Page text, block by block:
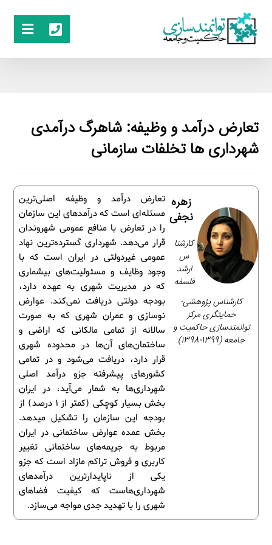
تعارض درآمد و وظیفه: شاهرگ درآمدی
شهرداری ها تخلفات سازمانی
تعارض درآمد و وظیفه اصلی‌ترین
مسئله‌ای است که درآمدهای این سازمان
را در تعارض با منافع عمومی شهروندان
قرار می‌دهد. شهرداری گسترده‌ترین نهاد
عمومی غیردولتی در ایران است که با
وجود وظایف و مسئولیت‌های بیشماری
که در مدیریت شهری به عهده دارد،
بودجه دولتی دریافت نمی‌کند. عوارض
نوسازی و عمران شهری که به صورت
سالانه از تمامی مالکانی که اراضی و
ساختمان‌های آن‌ها در محدوده شهری
قرار دارد، دریافت می‌شود و در تمامی
کشورهای پیشرفته جزو درآمد اصلی
شهرداری‌ها به شمار می‌آید، در ایران
بخش بسیار کوچکی (کمتر از 1 درصد) از
بودجه این سازمان را تشکیل میدهد.
بخش عمده عوارض ساختمانی در ایران
مربوط به جریمه‌های ساختمانی تغییر
کاربری و فروش تراکم مازاد است که جزو
یکی از ناپایدارترین درآمدهای
شهرداری‌هاست که کیفیت فضاهای
شهری را با تهدید جدی مواجه می‌سازد.
زهره
نجفی
کارشنا
س
ارشد
فلسفه
کارشناس پژوهشی-
حمایتگری مرکز
توانمندسازی حاکمیت و
جامعه (1399-1398)